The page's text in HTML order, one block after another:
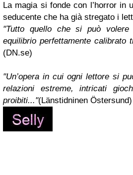
La magia si fonde con l’horror in
seducente che ha già stregato i
"Tutto quello che si può
equilibrio perfettamente calibrato
(DN.se)
"Un’opera in cui ogni lettore si
relazioni estreme, intricati
proibiti..."(Länstidninen Östersund)